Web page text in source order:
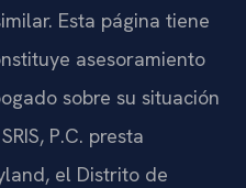
Esta página tiene
asesoramiento
sobre su situación
P.C. presta
el Distrito de